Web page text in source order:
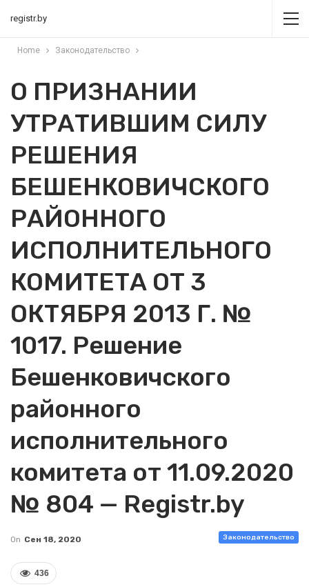
registr.by
Home Законодательство
О ПРИЗНАНИИ
УТРАТИВШИМ СИЛУ
РЕШЕНИЯ
БЕШЕНКОВИЧСКОГО
РАЙОННОГО
ИСПОЛНИТЕЛЬНОГО
КОМИТЕТА ОТ 3
ОКТЯБРЯ 2013 Г. №
1017. Решение
Бешенковичского
районного
исполнительного
комитета от 11.09.2020
№ 804 — Registr.by
Законодательство
On Сен 18, 2020
436